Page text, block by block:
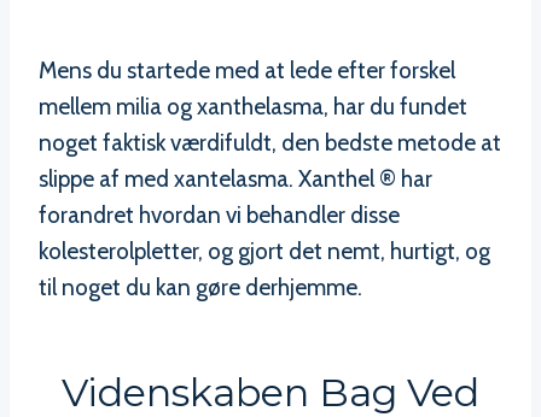
Mens du startede med at lede efter forskel
mellem milia og xanthelasma, har du fundet
noget faktisk værdifuldt, den bedste metode at
slippe af med xantelasma. Xanthel ® har
forandret hvordan vi behandler disse
kolesterolpletter, og gjort det nemt, hurtigt, og
til noget du kan gøre derhjemme.
Videnskaben Bag Ved